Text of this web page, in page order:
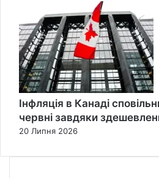
Інфляція в Канаді
червні завдяки
20 Липня 2026